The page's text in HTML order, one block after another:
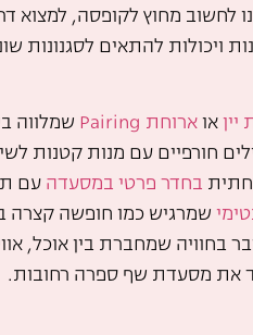
לחשוב מחוץ לקופסה, למצוא
ויכולות להתאים לסגנונות
אוארוחת Pairing
שמלווה
חורפיים עם מנות קטנות
בחדר פרטי במסעדה עם
שמרגיש כמו חופשה קצרה
בחוויה שמחברת בין אוכל,
את מסעדת שף ספרה רחובות.